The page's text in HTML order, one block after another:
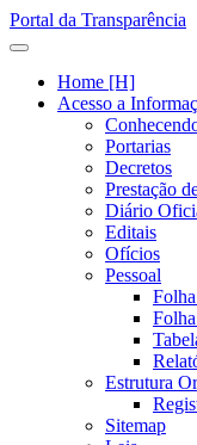
Portal da Transparência
Home [H]
Acesso a
Portarias
Decretos
Prestação
Diário
Editais
Ofícios
Pessoal
Estrutura
Sitemap